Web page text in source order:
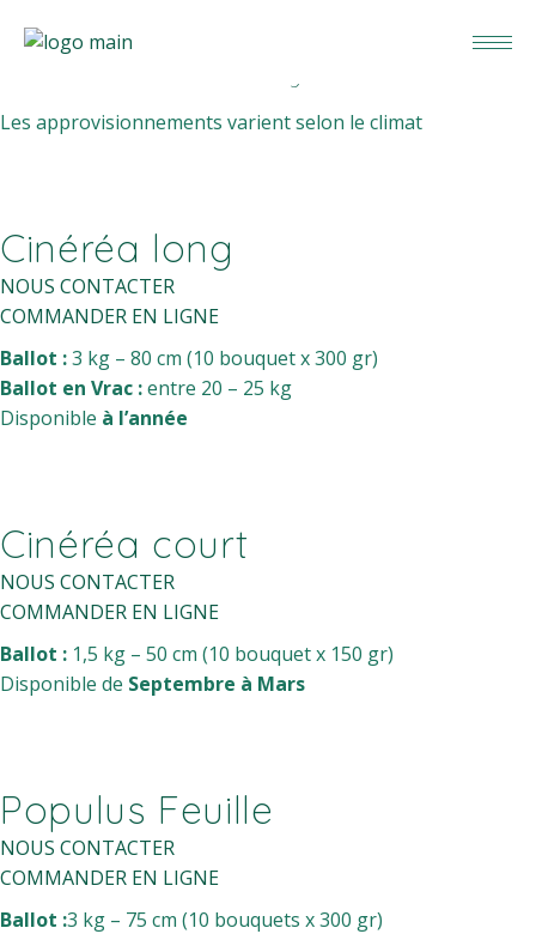
Feuillages
Les approvisionnements varient selon le climat
Cinéréa long
NOUS CONTACTER
COMMANDER EN LIGNE
Ballot :3 kg – 80 cm (10 bouquet x 300 gr)
Ballot en Vrac :entre 20 – 25 kg
Disponible à l’année
Cinéréa court
NOUS CONTACTER
COMMANDER EN LIGNE
Ballot : 1,5 kg – 50 cm (10 bouquet x 150 gr)
Disponible de Septembre à Mars
Populus Feuille
NOUS CONTACTER
COMMANDER EN LIGNE
Ballot :3 kg – 75 cm (10 bouquets x 300 gr)